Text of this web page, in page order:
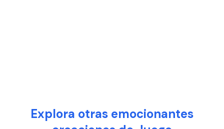
Explora otras emocionantes